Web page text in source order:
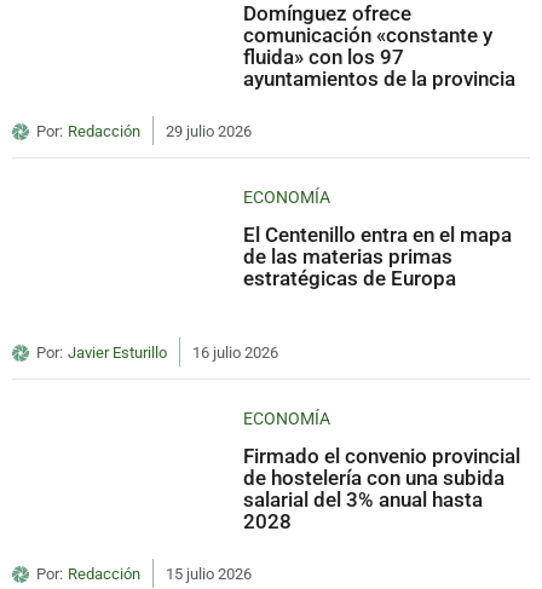
Domínguez ofrece
comunicación «constante y
fluida» con los 97
ayuntamientos de la provincia
Por: Redacción 29 julio 2026
ECONOMÍA
El Centenillo entra en el mapa
de las materias primas
estratégicas de Europa
Por: Javier Esturillo 16 julio 2026
ECONOMÍA
Firmado el convenio provincial
de hostelería con una subida
salarial del 3% anual hasta
2028
Por: Redacción 15 julio 2026